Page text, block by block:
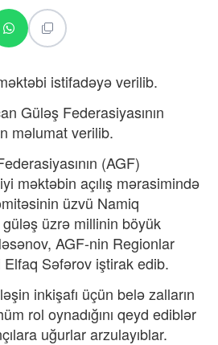
istifadəyə verilib.
Güləş Federasiyasının
məlumat verilib.
(AGF)
məktəbin açılış mərasimində
üzvü Namiq
üzrə millinin böyük
AGF-nin Regionlar
Səfərov iştirak edib.
inkişafı üçün belə zalların
rol oynadığını qeyd ediblər
uğurlar arzulayıblar.